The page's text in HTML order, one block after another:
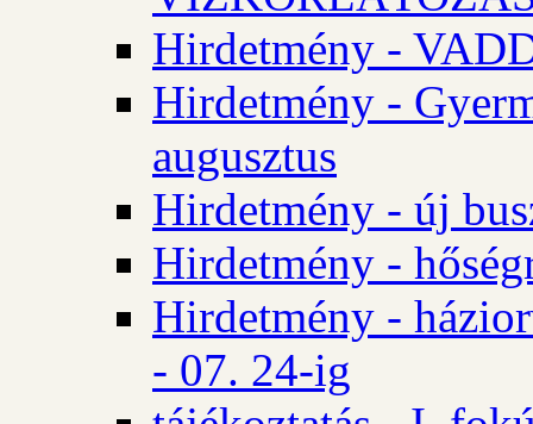
Hirdetmény -
Hirdetmény -
augusztus
Hirdetmény - új
Hirdetmény -
Hirdetmény -
- 07. 24-ig